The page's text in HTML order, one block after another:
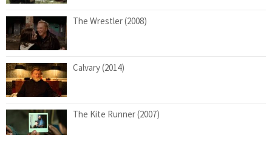
The Wrestler (2008)
Calvary (2014)
The Kite Runner (2007)